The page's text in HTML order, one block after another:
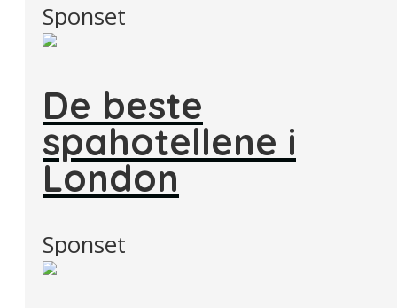
Sponset
De beste
spahotellene i
London
Sponset